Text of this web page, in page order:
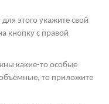
этого укажите свой
кнопку с правой
какие-то особые
то приложите